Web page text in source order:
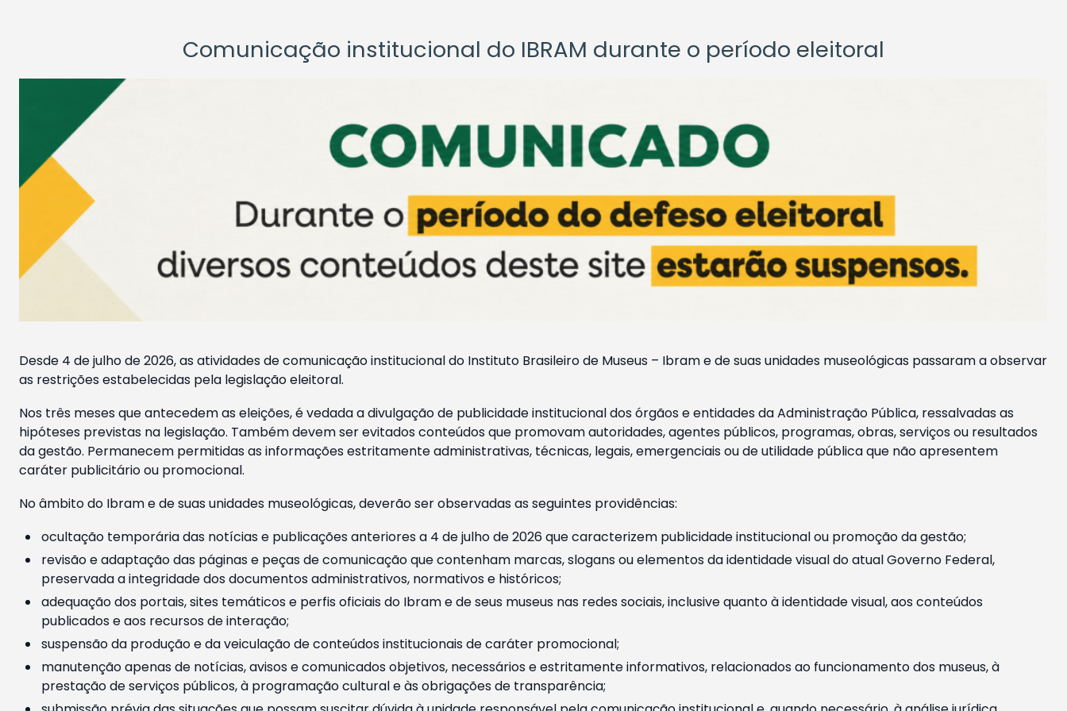
Comunicação institucional do IBRAM durante o período eleitoral
Desde 4 de julho de 2026, as atividades de comunicação institucional do Instituto Brasileiro de Museus – Ibram e de suas unidades museológicas passaram a observar
as restrições estabelecidas pela legislação eleitoral.
Nos três meses que antecedem as eleições, é vedada a divulgação de publicidade institucional dos órgãos e entidades da Administração Pública, ressalvadas as
hipóteses previstas na legislação. Também devem ser evitados conteúdos que promovam autoridades, agentes públicos, programas, obras, serviços ou resultados
da gestão. Permanecem permitidas as informações estritamente administrativas, técnicas, legais, emergenciais ou de utilidade pública que não apresentem
caráter publicitário ou promocional.
No âmbito do Ibram e de suas unidades museológicas, deverão ser observadas as seguintes providências:
ocultação temporária das notícias e publicações anteriores a 4 de julho de 2026 que caracterizem publicidade institucional ou promoção da gestão;
revisão e adaptação das páginas e peças de comunicação que contenham marcas, slogans ou elementos da identidade visual do atual Governo Federal,
preservada a integridade dos documentos administrativos, normativos e históricos;
adequação dos portais, sites temáticos e perfis oficiais do Ibram e de seus museus nas redes sociais, inclusive quanto à identidade visual, aos conteúdos
publicados e aos recursos de interação;
suspensão da produção e da veiculação de conteúdos institucionais de caráter promocional;
manutenção apenas de notícias, avisos e comunicados objetivos, necessários e estritamente informativos, relacionados ao funcionamento dos museus, à
prestação de serviços públicos, à programação cultural e às obrigações de transparência;